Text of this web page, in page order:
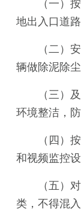
（一）
地出入口道路
（二）
辆做除泥除尘
（三）
环境整洁，
（四）
和视频监控设
（五）
类，不得混